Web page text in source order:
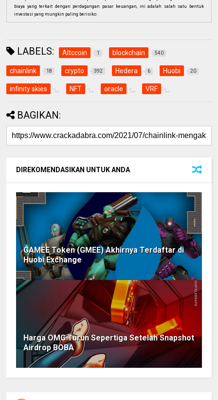
biaya yang terkait dengan perdagangan pasar keuangan, ini adalah salah satu bentuk
investasi yang mungkin paling berisiko.
LABELS: Altccoin 1 blockchain 540
chainlink 18 crypto 392 Hedera 6 Huobi 20
infinity skies NFT oracle VRF
BAGIKAN:
DIREKOMENDASIKAN UNTUK ANDA
GAMEE Token (GMEE) Akhirnya Terdaftar di
Huobi Exchange
Harga OMG Turun Sepertiga Setelah Snapshot
Airdrop BOBA